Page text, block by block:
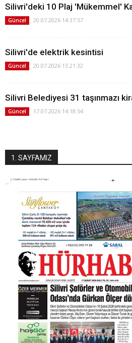
Silivri'deki 10 Plaj 'Mükemmel'
Güncel 20.07.2026 14:37:57
Silivri'de elektrik kesintisi
Güncel 20.07.2026 13:21:32
Silivri Belediyesi 31 taşınmazı
Güncel 17.07.2026 14:18:54
1. SAYFAMIZ